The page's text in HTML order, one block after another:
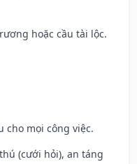
hoặc cầu tài lộc.
cho mọi công việc.
(cưới hỏi), an táng